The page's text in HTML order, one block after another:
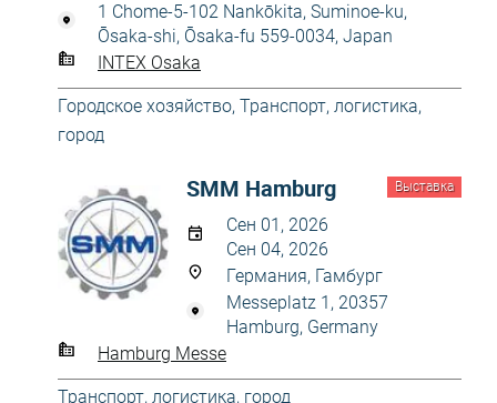
1 Chome-5-102 Nankōkita, Suminoe-ku,
Ōsaka-shi, Ōsaka-fu 559-0034, Japan
INTEX Osaka
Городское хозяйство, Транспорт, логистика,
город
Выставка
SMM Hamburg
Сен 01, 2026
Сен 04, 2026
Германия, Гамбург
Messeplatz 1, 20357
Hamburg, Germany
Hamburg Messe
Транспорт, логистика, город